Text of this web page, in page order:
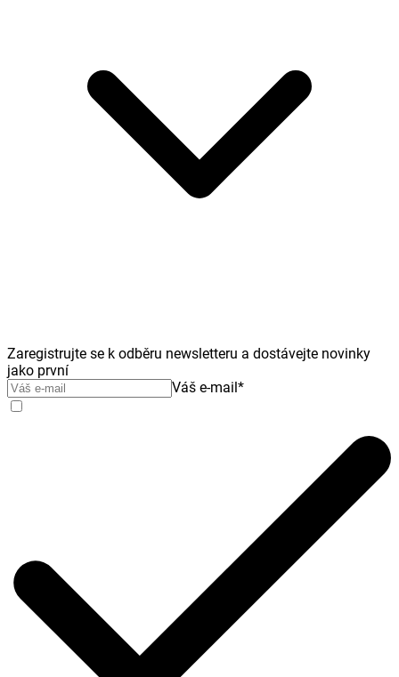
Zaregistrujte se k odběru newsletteru a dostávejte novinky
jako první
Váš e-mail*